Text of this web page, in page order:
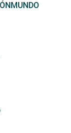
MUNDO